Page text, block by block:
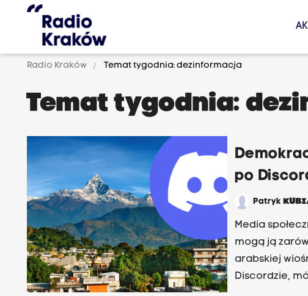
Radio Kraków Temat tygodnia: dezinformacja
Temat tygodnia:
po
Patryk
Media
mogą ją
arabskiej
Discordzie,